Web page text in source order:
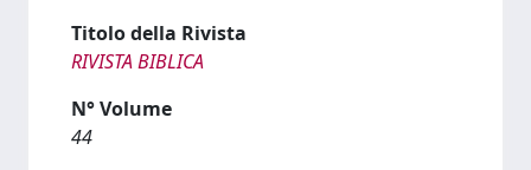
Titolo della Rivista
RIVISTA BIBLICA
N° Volume
44